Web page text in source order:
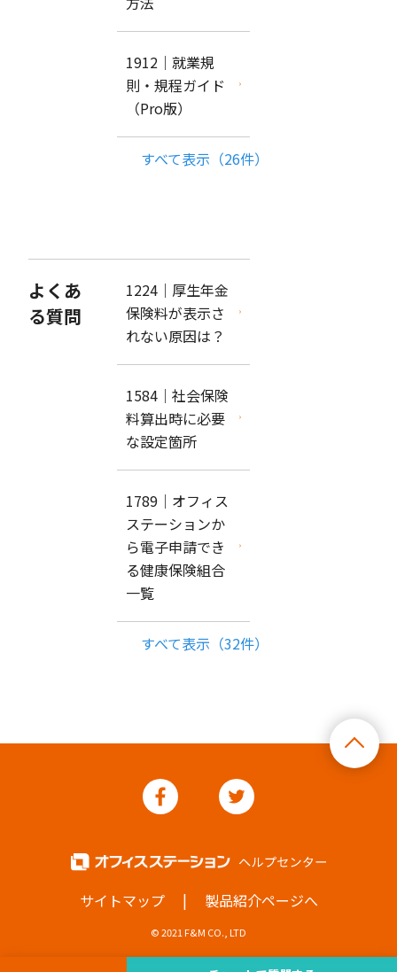
1912｜就業規
則・規程ガイド
（Pro版）
すべて表示（26件）
よくあ
る質問
1224｜厚生年金
保険料が表示さ
れない原因は？
1584｜社会保険
料算出時に必要
な設定箇所
1789｜オフィス
ステーションか
ら電子申請でき
る健康保険組合
一覧
すべて表示（32件）
サイトマップ | 製品紹介ページへ
© 2021 F&M CO., LTD